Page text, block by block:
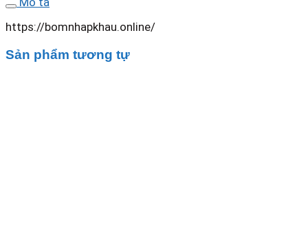
https://bomnhapkhau.online/
Sản phẩm tương tự